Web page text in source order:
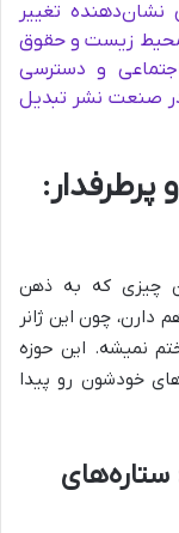
تغییر
زیست و حقوق
و دسترسی
در صنعت نشر تبدیل
چیزی که به ذهن
چون این ژانر
نمیشه. این حوزه
خودشون رو پیدا